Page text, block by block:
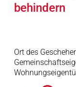
behindern
Ort des